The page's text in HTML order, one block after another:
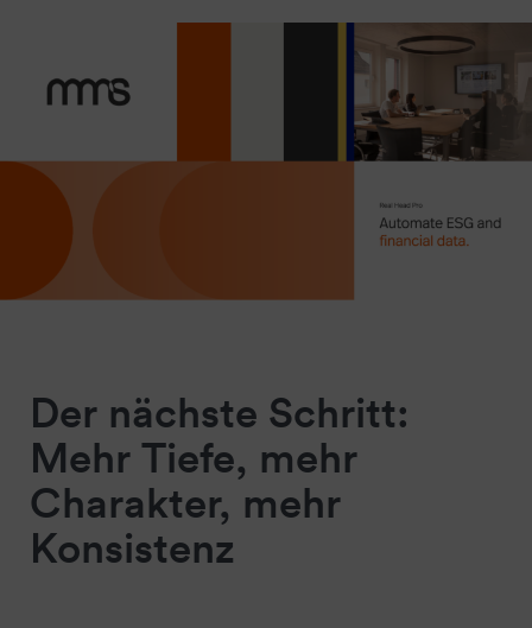
Der nächste Schritt:
Mehr Tiefe, mehr
Charakter, mehr
Konsistenz